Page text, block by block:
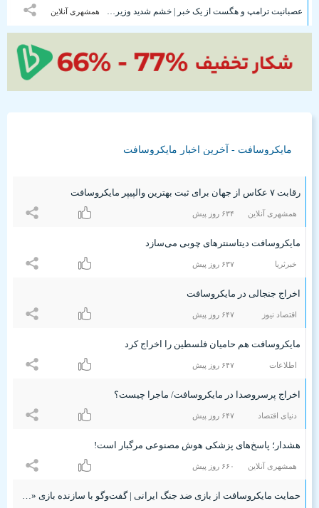
همشهری آنلاین عصبانیت ترامپ و هگست از یک خبر | خشم شدید وزیر جنگ آمریکا
مایکروسافت - آخرین اخبار مایکروسافت
رقابت ۷ عکاس از جهان برای ثبت بهترین والپیپر مایکروسافت
همشهری آنلاین ۶٣۴ روز پیش
مایکروسافت دیتاسنترهای چوبی می‌سازد
خبرثریا ۶٣۷ روز پیش
اخراج جنجالی در مایکروسافت
اقتصاد نیوز ۶۴۷ روز پیش
مایکروسافت هم حامیان فلسطین را اخراج کرد
اطلاعات ۶۴۷ روز پیش
اخراج پرسروصدا در مایکروسافت/ ماجرا چیست؟
دنیای اقتصاد ۶۴۷ روز پیش
هشدار؛ پاسخ‌های‌ پزشکی هوش مصنوعی مرگبار است!
همشهری آنلاین ۶۶۰ روز پیش
حمایت مایکروسافت از بازی ضد جنگ ایرانی | گفت‌وگو با سازنده بازی «پدرانه»